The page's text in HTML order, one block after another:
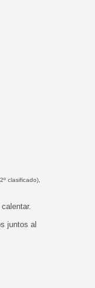
clasificado),
juntos al